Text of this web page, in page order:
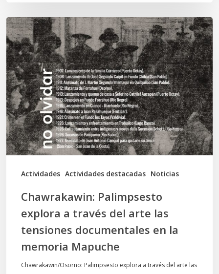
Actividades Actividades destacadas Noticias
Chawrakawin:
Palimpsesto
explora
a
través
del
arte
las
tensiones
documentales
memoria
Mapuche
Chawrakawin: Palimpsesto
explora a través del arte las
tensiones documentales en la
memoria Mapuche
Chawrakawin/Osorno: Palimpsesto explora a través del arte las